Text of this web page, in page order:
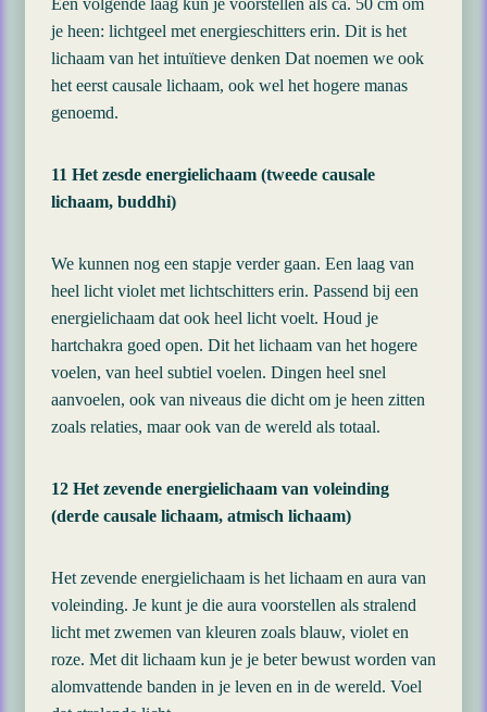
Een volgende laag kun je voorstellen als ca. 50 cm om
je heen: lichtgeel met energieschitters erin. Dit is het
lichaam van het intuïtieve denken Dat noemen we ook
het eerst causale lichaam, ook wel het hogere manas
genoemd.
11 Het zesde energielichaam (tweede causale
lichaam, buddhi)
We kunnen nog een stapje verder gaan. Een laag van
heel licht violet met lichtschitters erin. Passend bij een
energielichaam dat ook heel licht voelt. Houd je
hartchakra goed open. Dit het lichaam van het hogere
voelen, van heel subtiel voelen. Dingen heel snel
aanvoelen, ook van niveaus die dicht om je heen zitten
zoals relaties, maar ook van de wereld als totaal.
12 Het zevende energielichaam van voleinding
(derde causale lichaam, atmisch lichaam)
Het zevende energielichaam is het lichaam en aura van
voleinding. Je kunt je die aura voorstellen als stralend
licht met zwemen van kleuren zoals blauw, violet en
roze. Met dit lichaam kun je je beter bewust worden van
alomvattende banden in je leven en in de wereld. Voel